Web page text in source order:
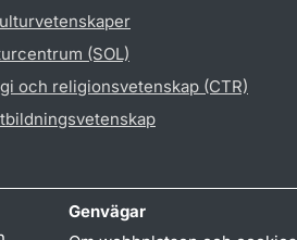
(SOL)
och religionsvetenskap (CTR)
Genvägar